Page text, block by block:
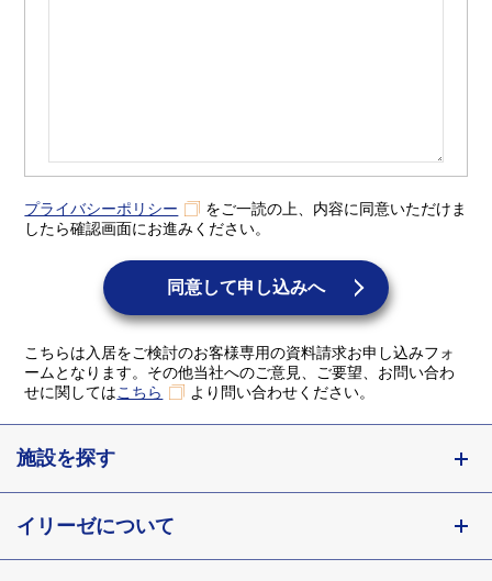
プライバシーポリシー
をご一読の上、内容に同意いただけま
したら確認画面にお進みください。
同意して申し込みへ
こちらは入居をご検討のお客様専用の資料請求お申し込みフォ
ームとなります。その他当社へのご意見、ご要望、お問い合わ
せに関してはこちら より問い合わせください。
施設を探す
東京都
イリーゼについて